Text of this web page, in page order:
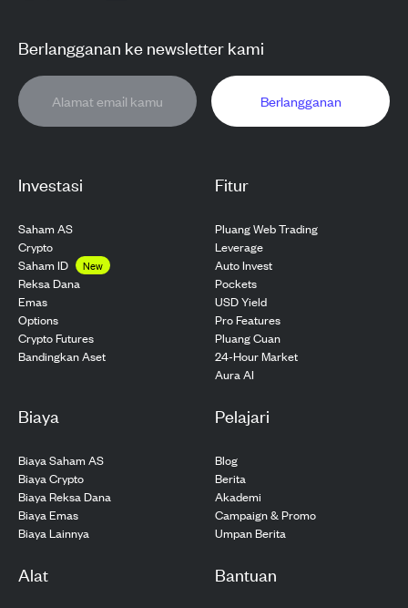
Investasi
Saham AS
Crypto
Saham ID
New
Reksa Dana
Emas
Options
Crypto Futures
Bandingkan Aset
Fitur
Pluang Web Trading
Leverage
Auto Invest
Pockets
USD Yield
Pro Features
Pluang Cuan
24-Hour Market
Aura AI
Biaya
Biaya Saham AS
Biaya Crypto
Biaya Reksa Dana
Biaya Emas
Biaya Lainnya
Pelajari
Blog
Berita
Akademi
Campaign & Promo
Umpan Berita
Alat Bantuan
Berlangganan ke newsletter kami
Berlangganan